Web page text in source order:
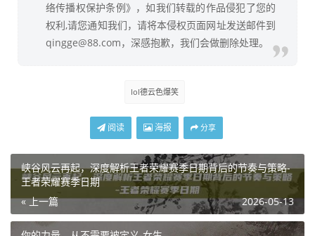
络传播权保护条例》，如我们转载的作品侵犯了您的
权利,请您通知我们，请将本侵权页面网址发送邮件到
qingge@88.com，深感抱歉，我们会做删除处理。
lol德云色爆笑
阅读 海报 分享
峡谷风云再起，深度解析王者荣耀赛季日期背后的节奏与策略-
王者荣耀赛季日期
« 上一篇
2026-05-13